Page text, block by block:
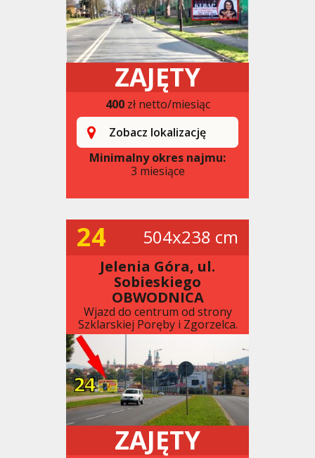
ZAJĘTY
400zł netto/miesiąc
Zobacz lokalizację
Minimalny okres najmu:
3 miesiące
24 504x238 cm
Jelenia Góra, ul.
Sobieskiego
OBWODNICA
Wjazd do centrum od strony
Szklarskiej Poręby i Zgorzelca.
ZAJĘTY